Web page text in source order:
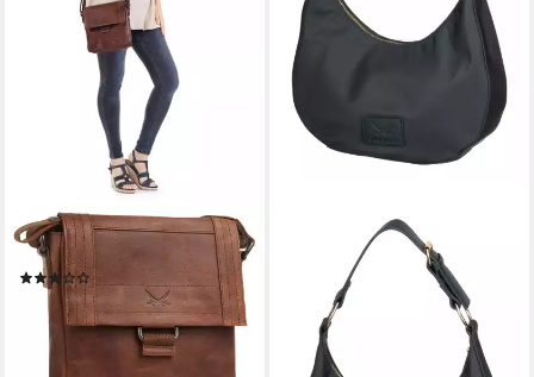
SANSIBAR
Umhängetasche, echt Leder
(2)
119,95 €
lieferbar - in 6-8 Werktagen bei dir
Schultertasche
129,95 €
lieferbar - in 2-3 Werktagen bei dir